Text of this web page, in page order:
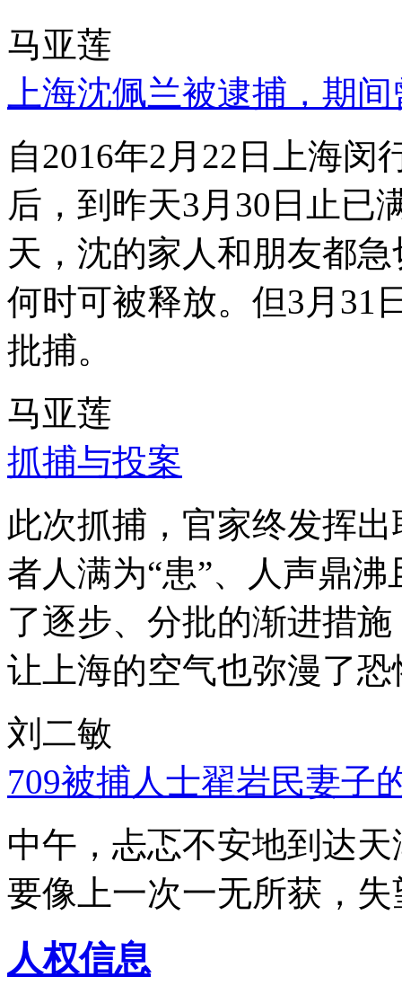
马亚莲
上海沈佩兰被逮捕，期
自2016年2月22日上海
后，到昨天3月30日止已
天，沈的家人和朋友都
何时可被释放。但3月31
批捕。
马亚莲
抓捕与投案
此次抓捕，官家终发挥
者人满为“患”、人声鼎
了逐步、分批的渐进措
让上海的空气也弥漫了
刘二敏
709被捕人士翟岩民妻子
中午，忐忑不安地到达
要像上一次一无所获，
人权信息